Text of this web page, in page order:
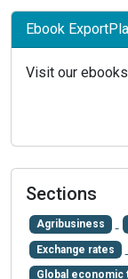
Ebook
Visit our
Sections
Agribusiness
Exchange rates
Global economic